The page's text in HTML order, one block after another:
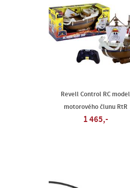
Revell Control RC model
motorového člunu RtR
1 465,-